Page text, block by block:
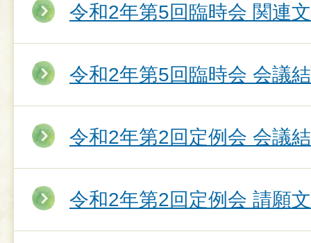
令和2年第5回臨時会 関連
令和2年第5回臨時会 会議
令和2年第2回定例会 会議
令和2年第2回定例会 請願